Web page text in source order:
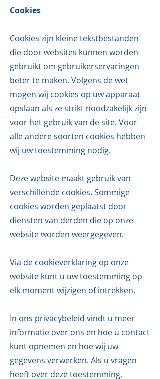
Cookies
Cookies zijn kleine tekstbestanden
die door websites kunnen worden
gebruikt om gebruikerservaringen
beter te maken. Volgens de wet
mogen wij cookies op uw apparaat
opslaan als ze strikt noodzakelijk zijn
voor het gebruik van de site. Voor
alle andere soorten cookies hebben
wij uw toestemming nodig.
Deze website maakt gebruik van
verschillende cookies. Sommige
cookies worden geplaatst door
diensten van derden die op onze
website worden weergegeven.
Via de cookieverklaring op onze
website kunt u uw toestemming op
elk moment wijzigen of intrekken.
In ons privacybeleid vindt u meer
informatie over ons en hoe u contact
kunt opnemen en hoe wij uw
gegevens verwerken. Als u vragen
heeft over deze toestemming,